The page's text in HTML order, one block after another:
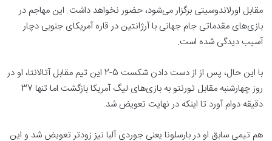
مقابل اورلاندوسیتی برگزار می‌شود، حضور نخواهد داشت. این مهاجم در
بازی‌های مقدماتی جام جهانی با آرژانتین در قاره آمریکای جنوبی دچار
آسیب دیدگی شده است.
با این حال، پس از از دست دادن شکست 5-2 این تیم مقابل آتالانتا، او در
روز چهارشنبه مقابل تورنتو به بازی‌های لیگ آمریکا بازگشت اما تنها 37
دقیقه دوام آورد تا اینکه در نهایت تعویض شد.
هم تیمی سابق او در بارسلونا یعنی جوردی آلبا نیز زودتر تعویض شد و این